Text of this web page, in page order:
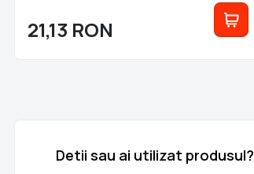
21,13 RON
Detii sau ai utilizat produsul?